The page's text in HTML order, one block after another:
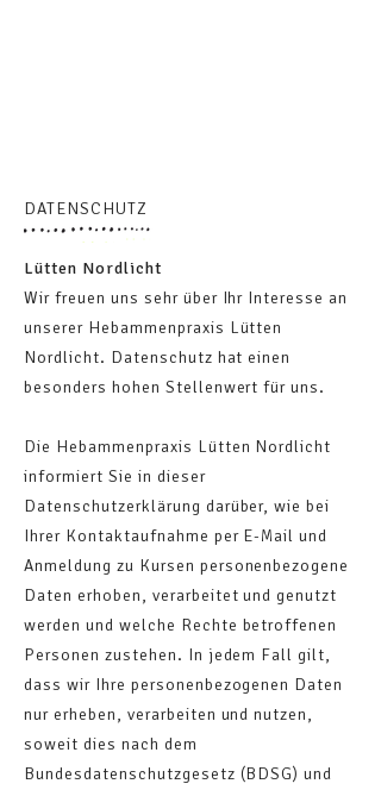
DATENSCHUTZ
Lütten Nordlicht
Wir freuen uns sehr über Ihr Interesse an
unserer Hebammenpraxis Lütten
Nordlicht. Datenschutz hat einen
besonders hohen Stellenwert für uns.
Die Hebammenpraxis Lütten Nordlicht
informiert Sie in dieser
Datenschutzerklärung darüber, wie bei
Ihrer Kontaktaufnahme per E-Mail und
Anmeldung zu Kursen personenbezogene
Daten erhoben, verarbeitet und genutzt
werden und welche Rechte betroffenen
Personen zustehen. In jedem Fall gilt,
dass wir Ihre personenbezogenen Daten
nur erheben, verarbeiten und nutzen,
soweit dies nach dem
Bundesdatenschutzgesetz (BDSG) und